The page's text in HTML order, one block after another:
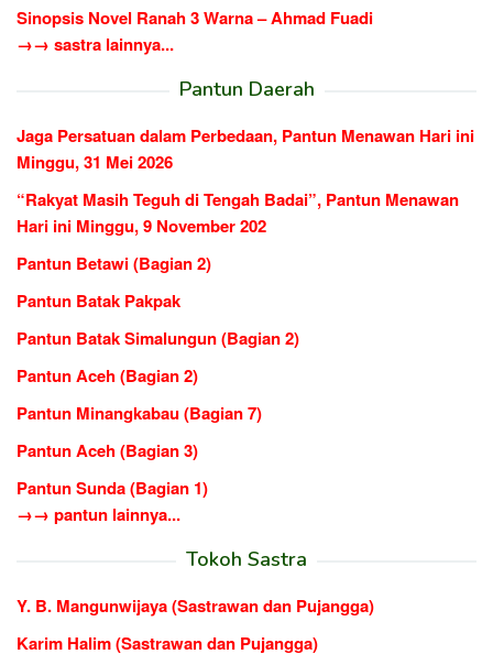
Sinopsis Novel Ranah 3 Warna – Ahmad Fuadi
→→ sastra lainnya...
Pantun Daerah
Jaga Persatuan dalam Perbedaan, Pantun Menawan Hari ini
Minggu, 31 Mei 2026
“Rakyat Masih Teguh di Tengah Badai”, Pantun Menawan
Hari ini Minggu, 9 November 202
Pantun Betawi (Bagian 2)
Pantun Batak Pakpak
Pantun Batak Simalungun (Bagian 2)
Pantun Aceh (Bagian 2)
Pantun Minangkabau (Bagian 7)
Pantun Aceh (Bagian 3)
Pantun Sunda (Bagian 1)
→→ pantun lainnya...
Tokoh Sastra
Y. B. Mangunwijaya (Sastrawan dan Pujangga)
Karim Halim (Sastrawan dan Pujangga)